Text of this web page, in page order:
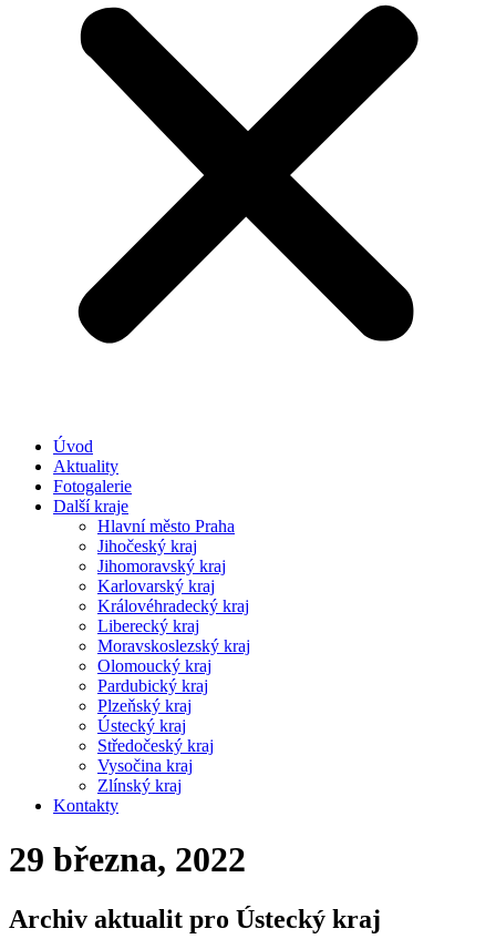
Úvod
Aktuality
Fotogalerie
Další kraje
Hlavní město Praha
Jihočeský kraj
Jihomoravský kraj
Karlovarský kraj
Královéhradecký kraj
Liberecký kraj
Moravskoslezský kraj
Olomoucký kraj
Pardubický kraj
Plzeňský kraj
Ústecký kraj
Středočeský kraj
Vysočina kraj
Zlínský kraj
Kontakty
29 března, 2022
Archiv aktualit pro Ústecký kraj